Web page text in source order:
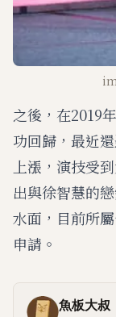
之後，在2019
功回歸，最近
上漲，演技受
出與徐智慧的
水面，目前所
申請。
魚板大叔